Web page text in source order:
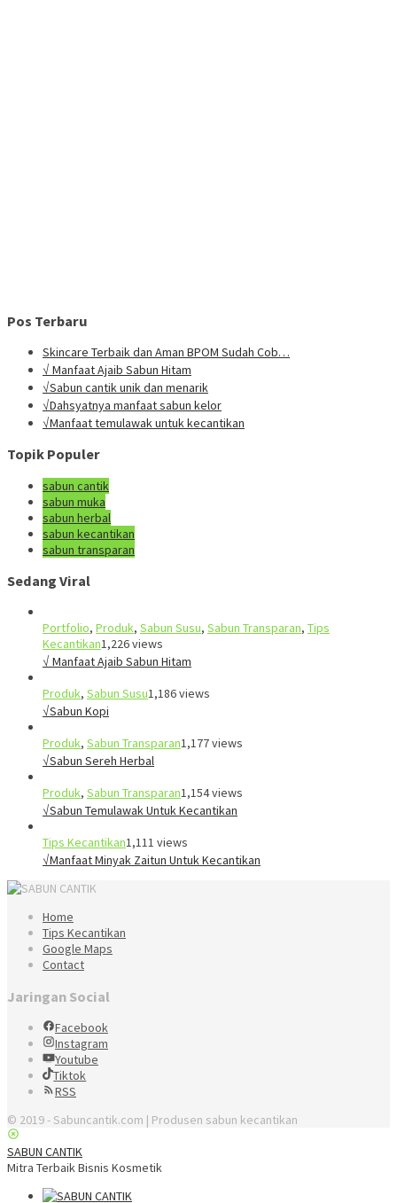
Pos Terbaru
Skincare Terbaik dan Aman BPOM Sudah Cob…
√ Manfaat Ajaib Sabun Hitam
√Sabun cantik unik dan menarik
√Dahsyatnya manfaat sabun kelor
√Manfaat temulawak untuk kecantikan
Topik Populer
sabun cantik
sabun muka
sabun herbal
sabun kecantikan
sabun transparan
Sedang Viral
Portfolio, Produk, Sabun Susu, Sabun Transparan, Tips
Kecantikan1,226 views
√ Manfaat Ajaib Sabun Hitam
Produk, Sabun Susu1,186 views
√Sabun Kopi
Produk, Sabun Transparan1,177 views
√Sabun Sereh Herbal
Produk, Sabun Transparan1,154 views
√Sabun Temulawak Untuk Kecantikan
Tips Kecantikan1,111 views
√Manfaat Minyak Zaitun Untuk Kecantikan
Home
Tips Kecantikan
Google Maps
Contact
Jaringan Social
Facebook
Instagram
Youtube
Tiktok
RSS
© 2019 - Sabuncantik.com | Produsen sabun kecantikan
SABUN CANTIK
Mitra Terbaik Bisnis Kosmetik